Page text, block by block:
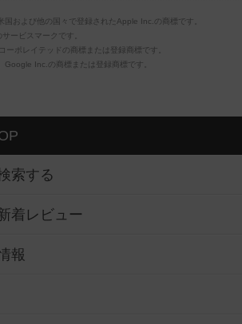
および他の国々で登録されたApple Inc.の商標です。
ービスマークです。
ーポレイテッドの商標または登録商標です。
Inc.の商標または登録商標です。
索する
着レビュー
報